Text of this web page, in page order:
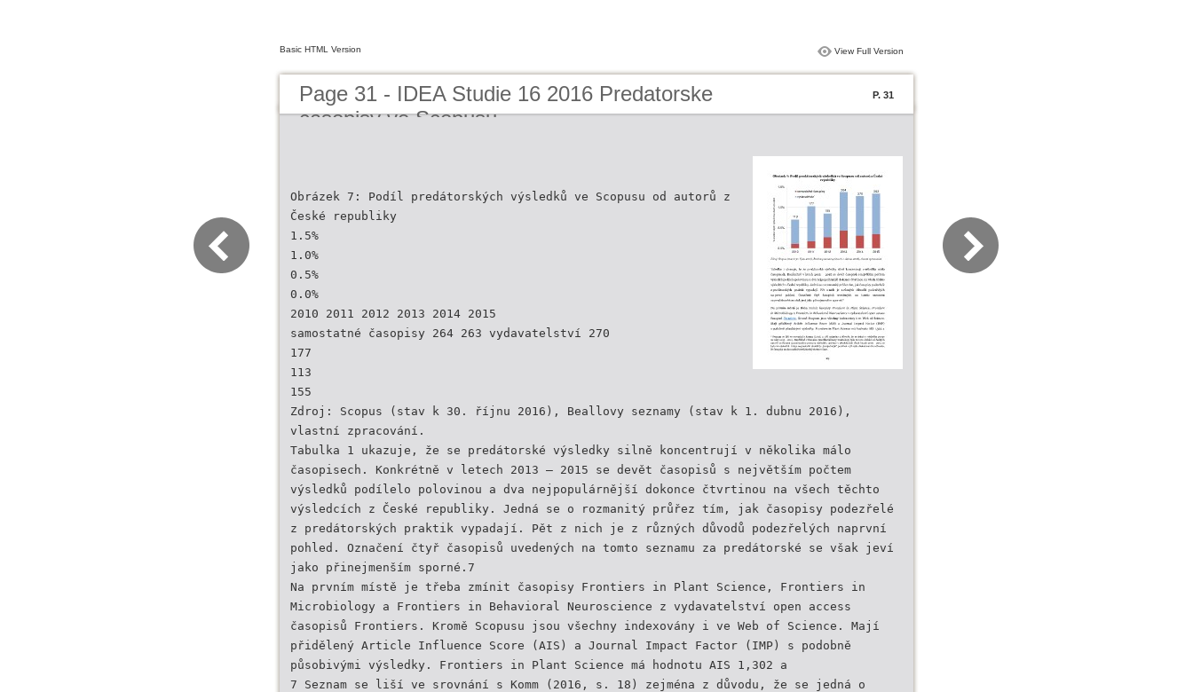
Basic HTML Version View Full Version
Page 31 - IDEA Studie 16 2016 Predatorske
casopisy ve Scopusu
P. 31
Obrázek 7: Podíl predátorských výsledků ve Scopusu od autorů z
České republiky
1.5%
1.0%
0.5%
0.0%
2010 2011 2012 2013 2014 2015
samostatné časopisy 264 263 vydavatelství 270
177
113
155
Zdroj: Scopus (stav k 30. říjnu 2016), Beallovy seznamy (stav k 1. dubnu 2016),
vlastní zpracování.
Tabulka 1 ukazuje, že se predátorské výsledky silně koncentrují v několika málo
časopisech. Konkrétně v letech 2013 – 2015 se devět časopisů s největším počtem
výsledků podílelo polovinou a dva nejpopulárnější dokonce čtvrtinou na všech těchto
výsledcích z České republiky. Jedná se o rozmanitý průřez tím, jak časopisy podezřelé
z predátorských praktik vypadají. Pět z nich je z různých důvodů podezřelých naprvní
pohled. Označení čtyř časopisů uvedených na tomto seznamu za predátorské se však jeví
jako přinejmenším sporné.7
Na prvním místě je třeba zmínit časopisy Frontiers in Plant Science, Frontiers in
Microbiology a Frontiers in Behavioral Neuroscience z vydavatelství open access
časopisů Frontiers. Kromě Scopusu jsou všechny indexovány i ve Web of Science. Mají
přidělený Article Influence Score (AIS) a Journal Impact Factor (IMP) s podobně
působivými výsledky. Frontiers in Plant Science má hodnotu AIS 1,302 a
7 Seznam se liší ve srovnání s Komm (2016, s. 18) zejména z důvodu, že se jedná o